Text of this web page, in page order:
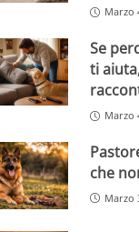
Marzo
Se
ti
Marzo
che
Marzo